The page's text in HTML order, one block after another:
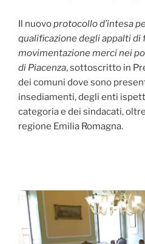
Il nuovoprotocollo d’intesa
qualificazione degli appalti di
movimentazione merci nei
di Piacenza, sottoscritto in
dei comuni dove sono
insediamenti, degli enti
categoria e dei sindacati,
regione Emilia Romagna.